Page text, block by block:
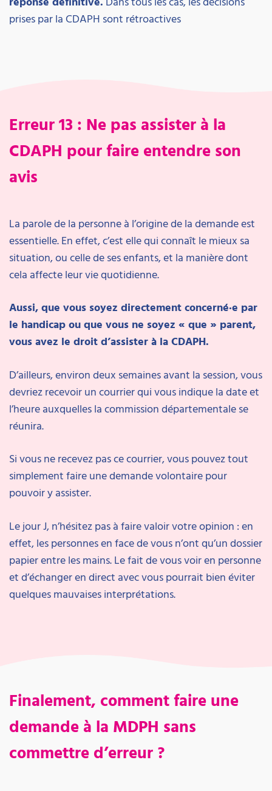
prises par la CDAPH sont rétroactives
Erreur 13 : Ne pas assister à la
CDAPH pour faire entendre son
avis
La parole de la personne à l’origine de la demande est
essentielle. En effet, c’est elle qui connaît le mieux sa
situation, ou celle de ses enfants, et la manière dont
cela affecte leur vie quotidienne.
Aussi, que vous soyez directement concerné·e par
le handicap ou que vous ne soyez « que » parent,
vous avez le droit d’assister à la CDAPH.
D’ailleurs, environ deux semaines avant la session, vous
devriez recevoir un courrier qui vous indique la date et
l’heure auxquelles la commission départementale se
réunira.
Si vous ne recevez pas ce courrier, vous pouvez tout
simplement faire une demande volontaire pour
pouvoir y assister.
Le jour J, n’hésitez pas à faire valoir votre opinion : en
effet, les personnes en face de vous n’ont qu’un dossier
papier entre les mains. Le fait de vous voir en personne
et d’échanger en direct avec vous pourrait bien éviter
quelques mauvaises interprétations.
Finalement, comment faire une
demande à la MDPH sans
commettre d’erreur ?